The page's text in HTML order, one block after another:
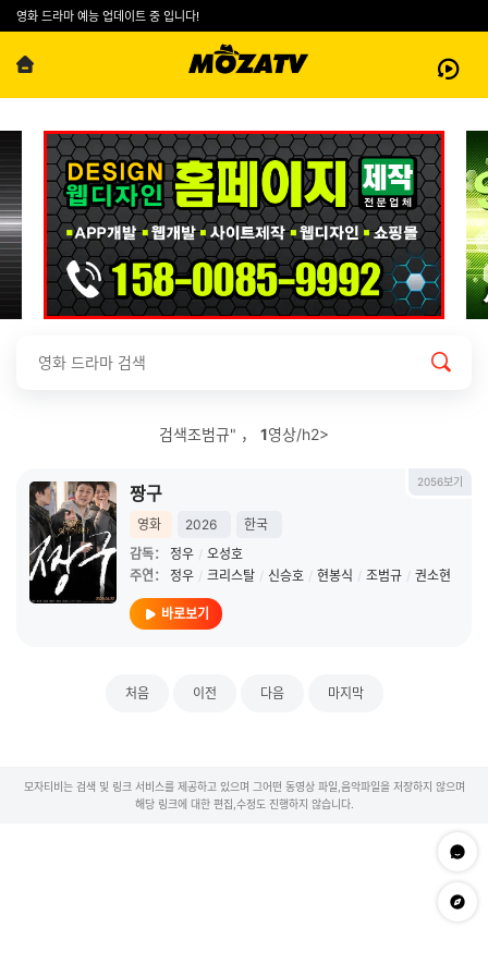
영화 드라마 예능 업데이트 중 입니다!
검색조범규" ， 1영상/h2>
2056보기
짱구
영화 2026
한국
감독：
정우 / 오성호
주연：
정우 / 크리스탈 / 신승호 / 현봉식 / 조범규 / 권소현
바로보기
처음 이전 다음 마지막
모자티비는 검색 및 링크 서비스를 제공하고 있으며 그어떤 동영상 파일,음악파일을 저장하지 않으며
해당 링크에 대한 편집,수정도 진행하지 않습니다.
문의하
app